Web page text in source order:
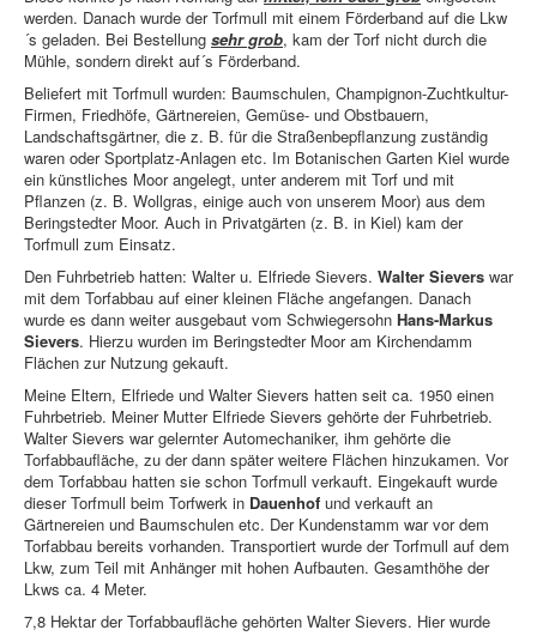
werden. Danach wurde der Torfmull mit einem Förderband auf die Lkw
´s geladen. Bei Bestellung sehr grob, kam der Torf nicht durch die
Mühle, sondern direkt auf´s Förderband.
Beliefert mit Torfmull wurden: Baumschulen, Champignon-Zuchtkultur-
Firmen, Friedhöfe, Gärtnereien, Gemüse- und Obstbauern,
Landschaftsgärtner, die z. B. für die Straßenbepflanzung zuständig
waren oder Sportplatz-Anlagen etc. Im Botanischen Garten Kiel wurde
ein künstliches Moor angelegt, unter anderem mit Torf und mit
Pflanzen (z. B. Wollgras, einige auch von unserem Moor) aus dem
Beringstedter Moor. Auch in Privatgärten (z. B. in Kiel) kam der
Torfmull zum Einsatz.
Den Fuhrbetrieb hatten: Walter u. Elfriede Sievers. Walter Sievers war
mit dem Torfabbau auf einer kleinen Fläche angefangen. Danach
wurde es dann weiter ausgebaut vom Schwiegersohn Hans-Markus
Sievers. Hierzu wurden im Beringstedter Moor am Kirchendamm
Flächen zur Nutzung gekauft.
Meine Eltern, Elfriede und Walter Sievers hatten seit ca. 1950 einen
Fuhrbetrieb. Meiner Mutter Elfriede Sievers gehörte der Fuhrbetrieb.
Walter Sievers war gelernter Automechaniker, ihm gehörte die
Torfabbaufläche, zu der dann später weitere Flächen hinzukamen. Vor
dem Torfabbau hatten sie schon Torfmull verkauft. Eingekauft wurde
dieser Torfmull beim Torfwerk in Dauenhof und verkauft an
Gärtnereien und Baumschulen etc. Der Kundenstamm war vor dem
Torfabbau bereits vorhanden. Transportiert wurde der Torfmull auf dem
Lkw, zum Teil mit Anhänger mit hohen Aufbauten. Gesamthöhe der
Lkws ca. 4 Meter.
7,8 Hektar der Torfabbaufläche gehörten Walter Sievers. Hier wurde